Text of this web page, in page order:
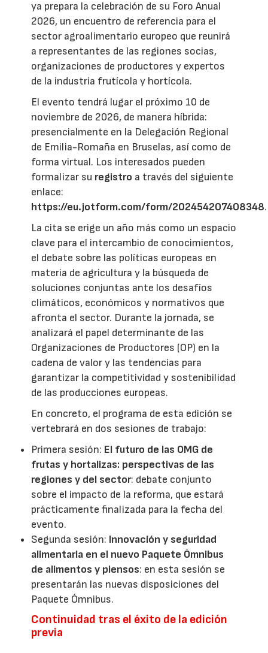
ya prepara la celebración de su Foro Anual
2026, un encuentro de referencia para el
sector agroalimentario europeo que reunirá
a representantes de las regiones socias,
organizaciones de productores y expertos
de la industria frutícola y hortícola.
El evento tendrá lugar el próximo 10 de
noviembre de 2026, de manera híbrida:
presencialmente en la Delegación Regional
de Emilia-Romaña en Bruselas, así como de
forma virtual. Los interesados pueden
formalizar su registro a través del siguiente
enlace:
https://eu.jotform.com/form/202454207408348.
La cita se erige un año más como un espacio
clave para el intercambio de conocimientos,
el debate sobre las políticas europeas en
materia de agricultura y la búsqueda de
soluciones conjuntas ante los desafíos
climáticos, económicos y normativos que
afronta el sector. Durante la jornada, se
analizará el papel determinante de las
Organizaciones de Productores (OP) en la
cadena de valor y las tendencias para
garantizar la competitividad y sostenibilidad
de las producciones europeas.
En concreto, el programa de esta edición se
vertebrará en dos sesiones de trabajo:
Primera sesión: El futuro de las OMG de
frutas y hortalizas: perspectivas de las
regiones y del sector: debate conjunto
sobre el impacto de la reforma, que estará
prácticamente finalizada para la fecha del
evento.
Segunda sesión: Innovación y seguridad
alimentaria en el nuevo Paquete Ómnibus
de alimentos y piensos: en esta sesión se
presentarán las nuevas disposiciones del
Paquete Ómnibus.
Continuidad tras el éxito de la edición
previa